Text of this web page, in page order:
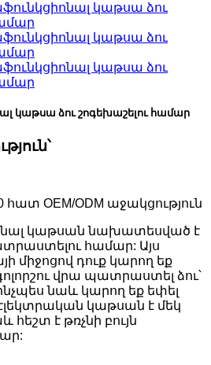
կաթսա ձու շոգեխաշելու համար
հատ OEM/ODM աջակցություն
կաթսան նախատեսված է
համար: Այս
միջոցով դուք կարող եք
վրա պատրաստել ձու՝
նաև կարող եք եփել
էլեկտրական կաթսան է մեկ
է թռչնի բույն